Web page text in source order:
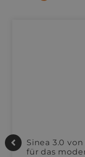
Sinea 3.0
für das